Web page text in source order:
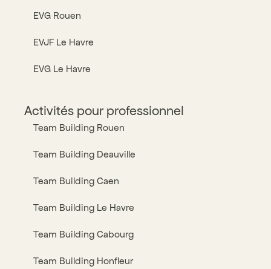
EVG Rouen
EVJF Le Havre
EVG Le Havre
Activités pour professionnel
Team Building Rouen
Team Building Deauville
Team Building Caen
Team Building Le Havre
Team Building Cabourg
Team Building Honfleur